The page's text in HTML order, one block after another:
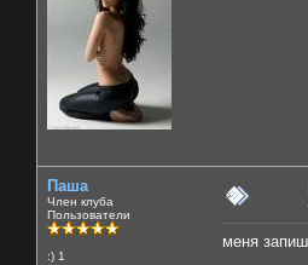
Паша
Член клуба
Пользователи
:) 1
меня